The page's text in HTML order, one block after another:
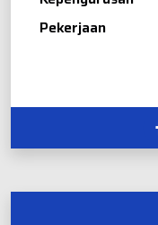
Pekerjaan